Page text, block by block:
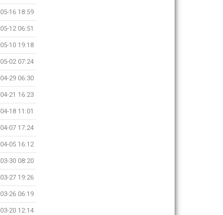
16 18:59
12 06:51
10 19:18
02 07:24
29 06:30
21 16:23
18 11:01
07 17:24
05 16:12
30 08:20
27 19:26
26 06:19
20 12:14